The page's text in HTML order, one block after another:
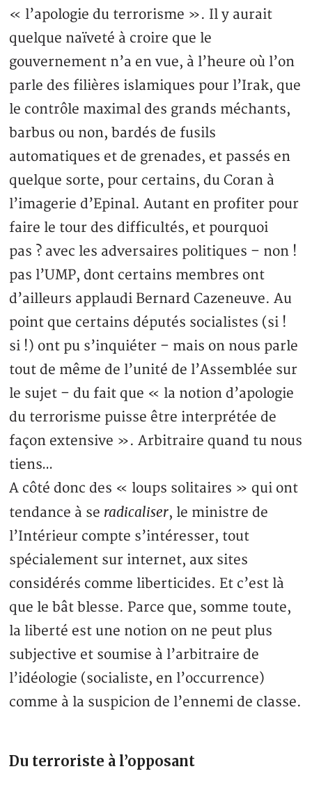
« l’apologie du terrorisme ». Il y aurait
quelque naïveté à croire que le
gouvernement n’a en vue, à l’heure où l’on
parle des filières islamiques pour l’Irak, que
le contrôle maximal des grands méchants,
barbus ou non, bardés de fusils
automatiques et de grenades, et passés en
quelque sorte, pour certains, du Coran à
l’imagerie d’Epinal. Autant en profiter pour
faire le tour des difficultés, et pourquoi
pas ? avec les adversaires politiques – non !
pas l’UMP, dont certains membres ont
d’ailleurs applaudi Bernard Cazeneuve. Au
point que certains députés socialistes (si !
si !) ont pu s’inquiéter – mais on nous parle
tout de même de l’unité de l’Assemblée sur
le sujet – du fait que « la notion d’apologie
du terrorisme puisse être interprétée de
façon extensive ». Arbitraire quand tu nous
tiens…
A côté donc des « loups solitaires » qui ont
tendance à se radicaliser, le ministre de
l’Intérieur compte s’intéresser, tout
spécialement sur internet, aux sites
considérés comme liberticides. Et c’est là
que le bât blesse. Parce que, somme toute,
la liberté est une notion on ne peut plus
subjective et soumise à l’arbitraire de
l’idéologie (socialiste, en l’occurrence)
comme à la suspicion de l’ennemi de classe.
Du terroriste à l’opposant